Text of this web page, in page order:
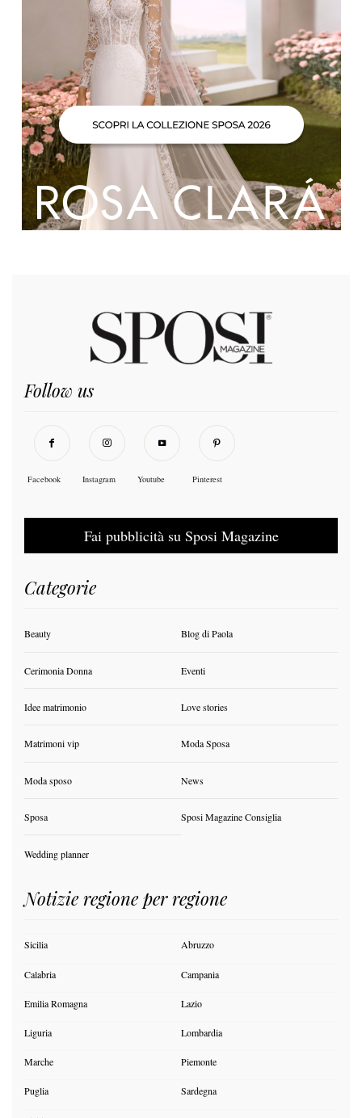
Follow us
Facebook Instagram Youtube Pinterest
Fai pubblicità su Sposi Magazine
Categorie
Beauty Blog di Paola
Cerimonia Donna Eventi
Idee matrimonio Love stories
Matrimoni vip Moda Sposa
Moda sposo News
Sposa Sposi Magazine Consiglia
Wedding planner
Notizie regione per regione
Sicilia Abruzzo
Calabria Campania
Emilia Romagna Lazio
Liguria Lombardia
Marche Piemonte
Puglia Sardegna